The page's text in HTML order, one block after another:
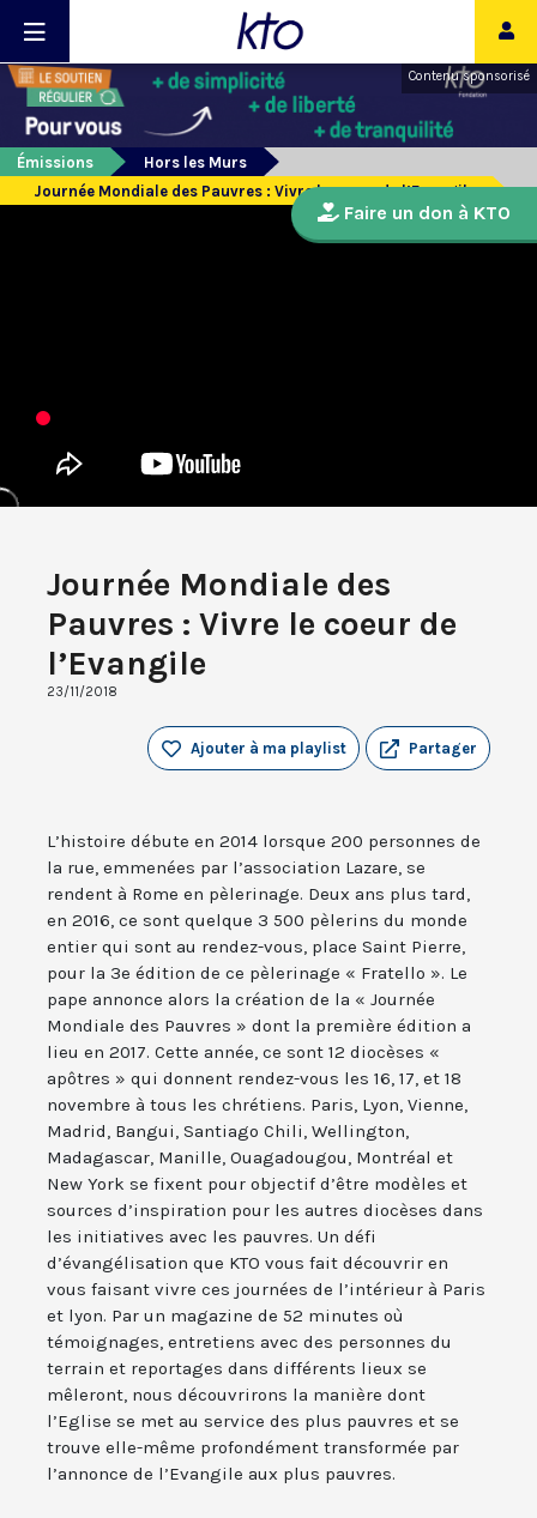
Contenu sponsorisé
Émissions
Hors les Murs
Journée Mondiale des Pauvres : Vivre le coeur de l’Evangile
Journée Mondiale des
Pauvres : Vivre le coeur de
l’Evangile
23/11/2018
Partager
Ajouter à ma playlist
L’histoire débute en 2014 lorsque 200 personnes de
la rue, emmenées par l’association Lazare, se
rendent à Rome en pèlerinage. Deux ans plus tard,
en 2016, ce sont quelque 3 500 pèlerins du monde
entier qui sont au rendez-vous, place Saint Pierre,
pour la 3e édition de ce pèlerinage « Fratello ». Le
pape annonce alors la création de la « Journée
Mondiale des Pauvres » dont la première édition a
lieu en 2017. Cette année, ce sont 12 diocèses «
apôtres » qui donnent rendez-vous les 16, 17, et 18
novembre à tous les chrétiens. Paris, Lyon, Vienne,
Madrid, Bangui, Santiago Chili, Wellington,
Madagascar, Manille, Ouagadougou, Montréal et
New York se fixent pour objectif d’être modèles et
sources d’inspiration pour les autres diocèses dans
les initiatives avec les pauvres. Un défi
d’évangélisation que KTO vous fait découvrir en
vous faisant vivre ces journées de l’intérieur à Paris
et lyon. Par un magazine de 52 minutes où
témoignages, entretiens avec des personnes du
terrain et reportages dans différents lieux se
mêleront, nous découvrirons la manière dont
l’Eglise se met au service des plus pauvres et se
trouve elle-même profondément transformée par
l’annonce de l’Evangile aux plus pauvres.
Faire un don à KTO